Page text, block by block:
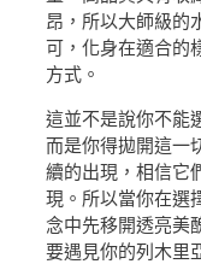
昂，所以大師級的
可，化身在適合的
方式。
這並不是說你不能
而是你得拋開這一
續的出現，相信它
現。所以當你在選
念中先移開透亮美
要遇見你的列木里